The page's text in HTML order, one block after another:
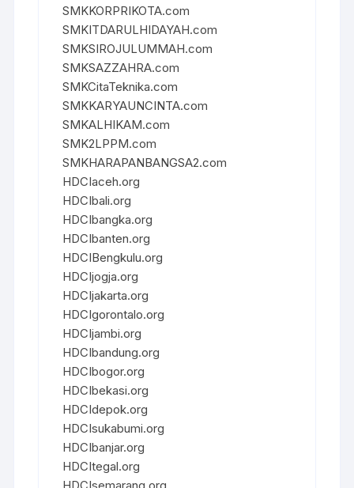
SMKKORPRIKOTA.com
SMKITDARULHIDAYAH.com
SMKSIROJULUMMAH.com
SMKSAZZAHRA.com
SMKCitaTeknika.com
SMKKARYAUNCINTA.com
SMKALHIKAM.com
SMK2LPPM.com
SMKHARAPANBANGSA2.com
HDCIaceh.org
HDCIbali.org
HDCIbangka.org
HDCIbanten.org
HDCIBengkulu.org
HDCIjogja.org
HDCIjakarta.org
HDCIgorontalo.org
HDCIjambi.org
HDCIbandung.org
HDCIbogor.org
HDCIbekasi.org
HDCIdepok.org
HDCIsukabumi.org
HDCIbanjar.org
HDCItegal.org